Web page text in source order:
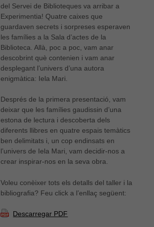
del Servei de Biblioteques va arribar a
Experimentia! Quatre caixes que
guardaven secrets i sorpreses esperaven
les famílies a la Sala d’actes de la
Biblioteca. Allà, poc a poc, vam anar
descobrint què contenien i vam anar
desplegant l’univers d’una autora
enigmàtica: Iela Mari.
Després de la primera presentació, vam
deixar que les famílies gaudissin d’una
estona de lectura i descoberta dels
diferents llibres en quatre espais temàtics
ben delimitats i, un cop endinsats en
l’univers de Iela Mari, vam decidir-nos a
crear inspirar-nos en la seva obra.
Voleu conèixer tots els detalls del taller i la
bibliografia? Feu click a l’enllaç següent:
Descarregar PDF